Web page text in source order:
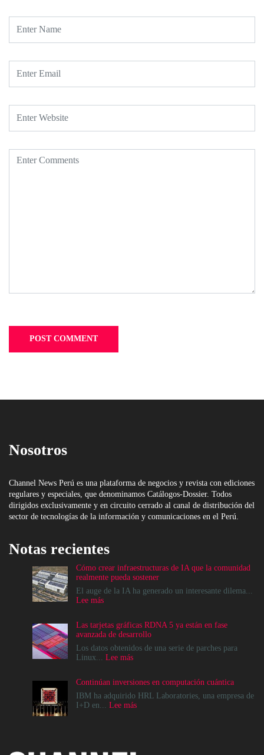
Nosotros
Channel News Perú es una plataforma de negocios y revista con ediciones
regulares y especiales, que denominamos Catálogos-Dossier. Todos
dirigidos exclusivamente y en circuito cerrado al canal de distribución del
sector de tecnologías de la información y comunicaciones en el Perú.
Notas recientes
Cómo crear infraestructuras de IA que la comunidad
realmente pueda sostener
El auge de la IA ha generado un interesante dilema...
Lee más:
infraestructuras
de
IA
que
realmente
pueda
sostener
Las tarjetas gráficas RDNA 5 ya están en fase
avanzada de desarrollo
Los datos obtenidos de una serie de parches para
Linux... Lee más:
gráficas
RDNA
5
avanzada
Continúan inversiones en computación cuántica
IBM ha adquirido HRL Laboratories, una empresa de
I+D en... Lee más: